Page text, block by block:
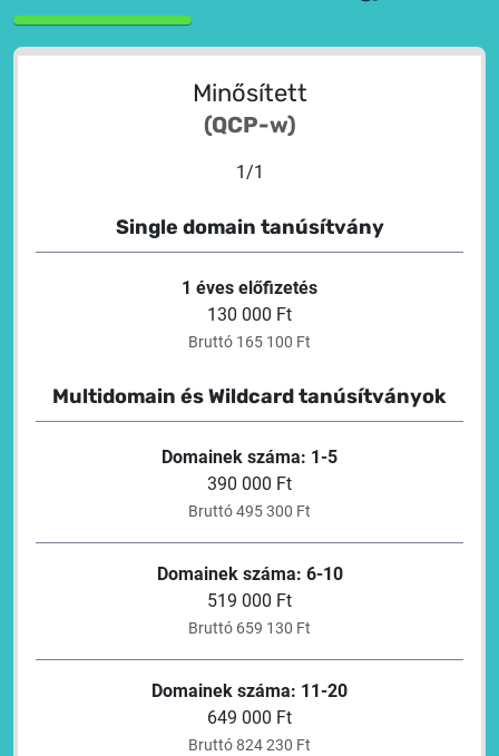
Minősített
(QCP-w)
1/1
Single domain tanúsítvány
1 éves előfizetés
130 000 Ft
Bruttó 165 100 Ft
Multidomain és Wildcard tanúsítványok
Domainek száma: 1-5
390 000 Ft
Bruttó 495 300 Ft
Domainek száma: 6-10
519 000 Ft
Bruttó 659 130 Ft
Domainek száma: 11-20
649 000 Ft
Bruttó 824 230 Ft